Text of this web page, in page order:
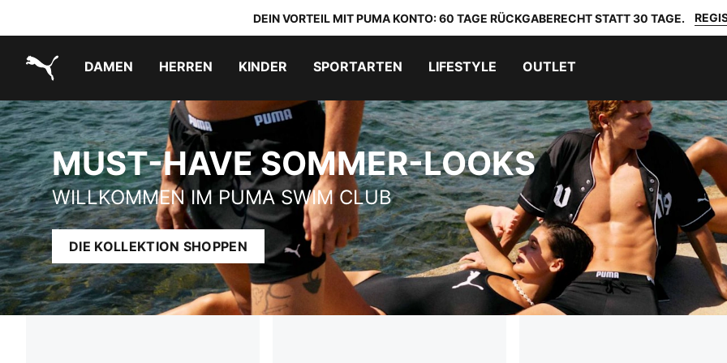
DEIN VORTEIL MIT PUMA KONTO: 60 TAGE RÜCKGABERECHT STATT 30 TAGE.
DAMEN HERREN KINDER SPORTARTEN LIFESTYLE OUTLET
MUST-HAVE SOMMER-LOOKS
MUST-HAVE SOMMER-LOOKS
WILLKOMMEN IM PUMA SWIM CLUB
DIE KOLLEKTION SHOPPEN